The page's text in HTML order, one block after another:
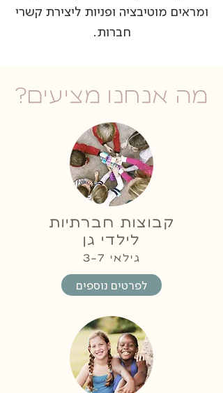
ומראים מוטיבציה ופניות ליצירת קשרי
חברות.
מה אנחנו מציעים?
קבוצות חברתיות
לילדי גן
גילאי 3-7
לפרטים נוספים